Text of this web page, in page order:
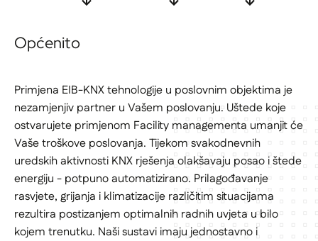
Općenito
Primjena EIB-KNX tehnologije u poslovnim objektima je
nezamjenjiv partner u Vašem poslovanju. Uštede koje
ostvarujete primjenom Facility managementa umanjit će
Vaše troškove poslovanja. Tijekom svakodnevnih
uredskih aktivnosti KNX rješenja olakšavaju posao i štede
energiju - potpuno automatizirano. Prilagođavanje
rasvjete, grijanja i klimatizacije različitim situacijama
rezultira postizanjem optimalnih radnih uvjeta u bilo
kojem trenutku. Naši sustavi imaju jednostavno i